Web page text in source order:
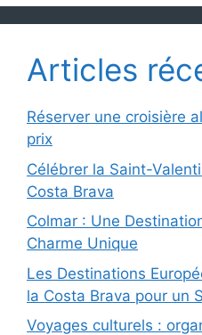
Articles
Réserver une croisière
prix
Célébrer la Saint-
Costa Brava
Colmar : Une
Charme Unique
Les Destinations
la Costa Brava pour un
Voyages culturels :